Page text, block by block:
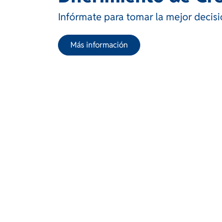
Infórmate para tomar la mejor
Más información